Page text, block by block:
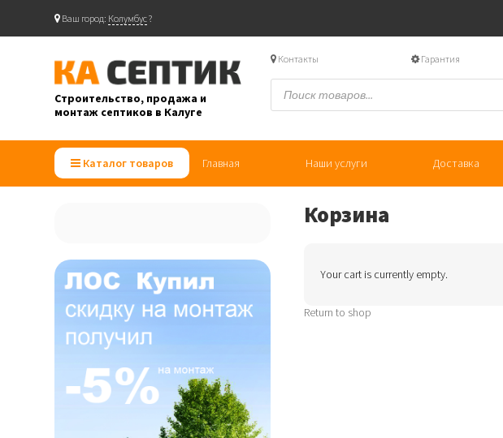
Ваш город: Колумбус?
Строительство, продажа и
монтаж септиков в Калуге
Контакты Гарантия
Поиск
товаров
"Ка септик" — продажа, монтаж и строительство септиков в Калуге
Каталог товаров
Главная Наши услуги Доставка
Корзина
Your cart is currently empty.
Return to shop